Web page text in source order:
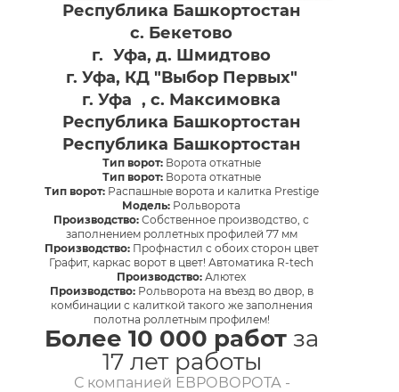
Республика Башкортостан
с. Бекетово
г. Уфа, д. Шмидтово
г. Уфа, КД "Выбор Первых"
г. Уфа , с. Максимовка
Республика Башкортостан
Республика Башкортостан
Тип ворот: Ворота откатные
Тип ворот:Ворота откатные
Тип ворот:Распашные ворота и калитка Prestige
Модель:Рольворота
Производство: Собственное производство, с
заполнением роллетных профилей 77 мм
Производство:Профнастил с обоих сторон цвет
Графит, каркас ворот в цвет! Автоматика R-tech
Производство: Алютех
Производство: Рольворота на въезд во двор, в
комбинации с калиткой такого же заполнения
полотна роллетным профилем!
Более 10 000 работ за
17 лет работы
С компанией ЕВРОВОРОТА -